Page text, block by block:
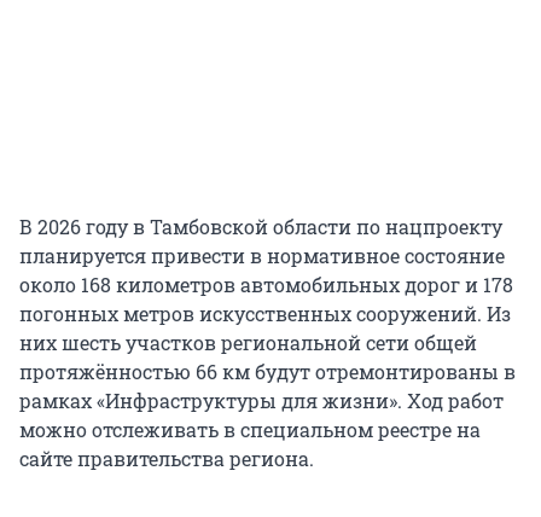
В 2026 году в Тамбовской области по нацпроекту
планируется привести в нормативное состояние
около 168 километров автомобильных дорог и 178
погонных метров искусственных сооружений. Из
них шесть участков региональной сети общей
протяжённостью 66 км будут отремонтированы в
рамках «Инфраструктуры для жизни». Ход работ
можно отслеживать в специальном реестре на
сайте правительства региона.